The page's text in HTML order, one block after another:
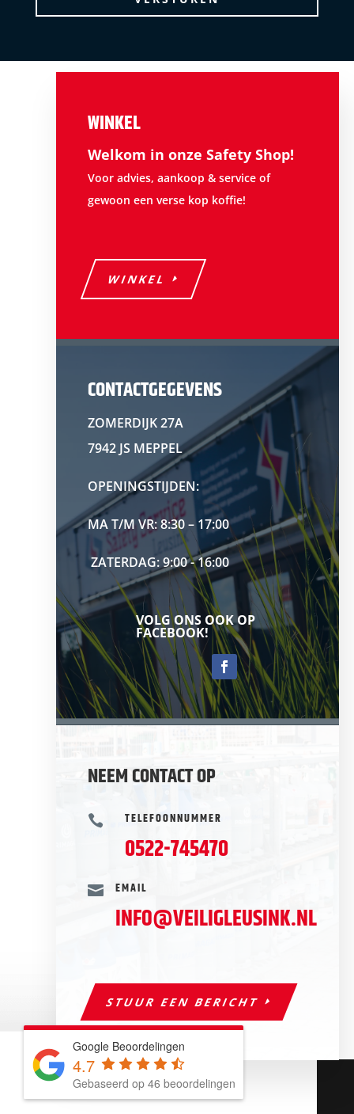
WINKEL
Welkom in onze Safety Shop!
Voor advies, aankoop & service of
gewoon een verse kop koffie!
WINKEL
CONTACTGEGEVENS
ZOMERDIJK 27A
7942 JS MEPPEL
OPENINGSTIJDEN:
MA T/M VR: 8:30 – 17:00
ZATERDAG: 9:00 - 16:00
VOLG ONS OOK OP
FACEBOOK!
NEEM CONTACT OP
 TELEFOONNUMMER
0522-745470
 EMAIL
INFO@VEILIGLEUSINK.NL
STUUR EEN BERICHT
Sitemap
© 2026 Safety Service Leusink| Deze website is
Google Beoordelingen
4.7
Gebaseerd op 46 beoordelingen